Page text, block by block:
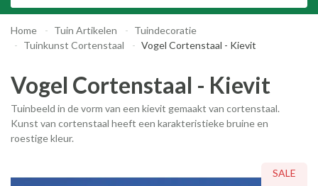
(Dier & Tuin)
(Cadeautips)
Uw winkelwagen is leeg.
Home Tuin Artikelen
Tuindecoratie
Tuinkunst Cortenstaal
Vogel Cortenstaal - Kievit
Vogel Cortenstaal - Kievit
Tuinbeeld in de vorm van een kievit gemaakt van cortenstaal.
Kunst van cortenstaal heeft een karakteristieke bruine en
roestige kleur.
SALE
SALE